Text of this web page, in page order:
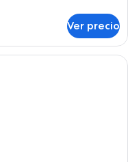
Ver precio
de hotel con cama,